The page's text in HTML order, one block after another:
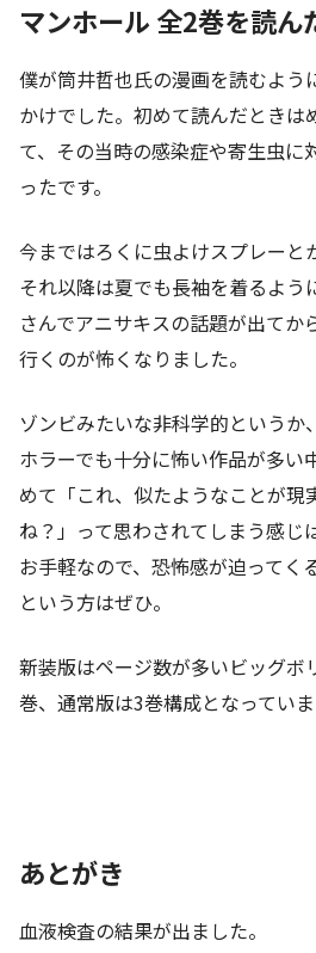
マンホール 全2巻を読ん
僕が筒井哲也氏の漫画を読むよう
かけでした。初めて読んだときは
て、その当時の感染症や寄生虫に
ったです。
今まではろくに虫よけスプレーと
それ以降は夏でも長袖を着るよ
さんでアニサキスの話題が出てか
行くのが怖くなりました。
ゾンビみたいな非科学的というか
ホラーでも十分に怖い作品が多い
めて「これ、似たようなことが現
ね？」って思わされてしまう感じ
お手軽なので、恐怖感が迫ってく
という方はぜひ。
新装版はページ数が多いビッグボ
巻、通常版は3巻構成となっていま
あとがき
血液検査の結果が出ました。